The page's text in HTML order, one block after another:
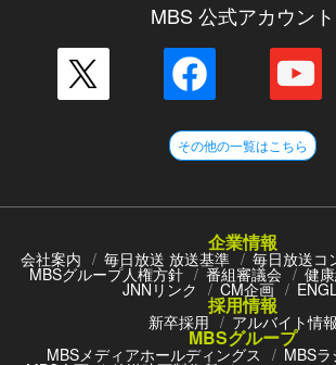
MBS 公式アカウント
その他の一覧はこちら
企業情報
会社案内 毎日放送 放送基準 毎日放送コ
MBSグループ人権方針 番組審議会 健
JNNリンク CM企画
採用情報
新卒採用 アルバイト情報
MBSグループ
MBSメディアホールディングス MBSラ